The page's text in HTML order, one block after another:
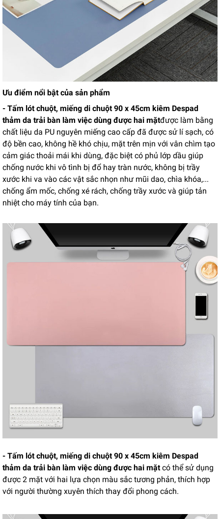
Ưu điểm nổi bật của sản phẩm
- Tấm lót chuột, miếng di chuột 90 x 45cm kiêm Despad
thảm da trải bàn làm việc dùng được hai mặtđược làm bằng
chất liệu da PU nguyên miếng cao cấp đã được sử lí sạch, có
độ bền cao, không hề khó chịu, mặt trên mịn với vân chìm tạo
cảm giác thoải mái khi dùng, đặc biệt có phủ lớp dầu giúp
chống nước khi vô tình bị đổ hay tràn nước, không bị trầy
xước khi va vào các vật sắc nhọn như mũi dao, chìa khóa,...
chống ẩm mốc, chống xé rách, chống trầy xước và giúp tản
nhiệt cho máy tính của bạn.
- Tấm lót chuột, miếng di chuột 90 x 45cm kiêm Despad
thảm da trải bàn làm việc dùng được hai mặtcó thể sử dụng
được 2 mặt với hai lựa chọn màu sắc tương phản, thích hợp
với người thường xuyên thích thay đổi phong cách.